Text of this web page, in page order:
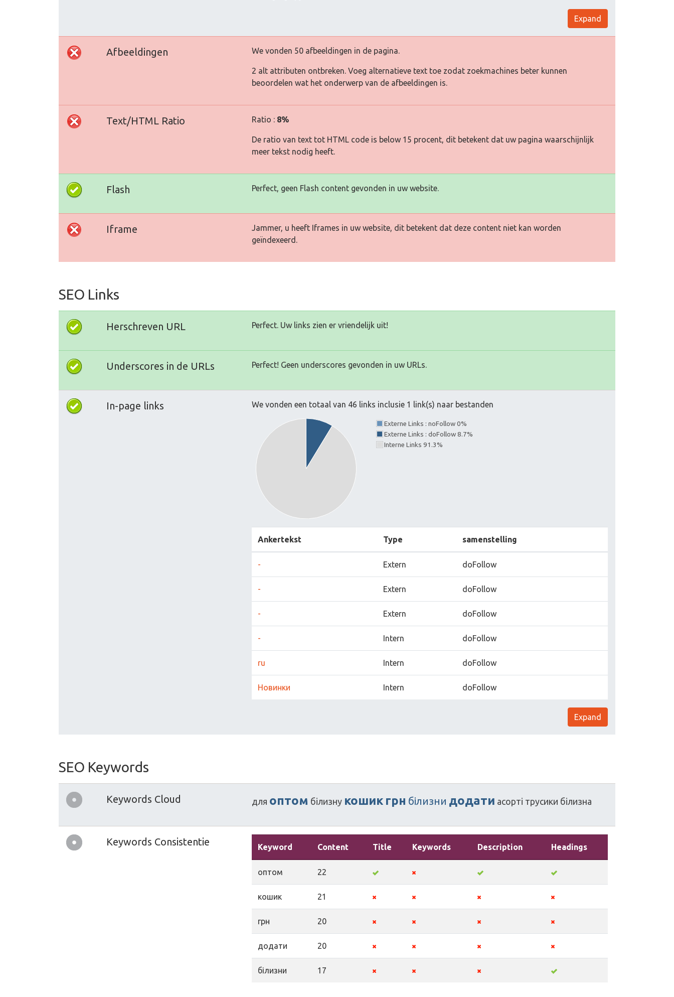
Expand
Afbeeldingen We vonden 50 afbeeldingen in de pagina.
2 alt attributen ontbreken. Voeg alternatieve text toe zodat zoekmachines beter kunnen
beoordelen wat het onderwerp van de afbeeldingen is.
Text/HTML Ratio Ratio : 8%
De ratio van text tot HTML code is below 15 procent, dit betekent dat uw pagina waarschijnlijk
meer tekst nodig heeft.
Flash Perfect, geen Flash content gevonden in uw website.
Iframe
Jammer, u heeft Iframes in uw website, dit betekent dat deze content niet kan worden
geïndexeerd.
SEO Links
Herschreven URL Perfect. Uw links zien er vriendelijk uit!
Underscores in de URLs Perfect! Geen underscores gevonden in uw URLs.
In-page links We vonden een totaal van 46 links inclusie 1 link(s) naar bestanden
Externe Links : noFollow 0%
Externe Links : doFollow 8.7%
Interne Links 91.3%
Ankertekst Type samenstelling
- Extern doFollow
- Extern doFollow
- Extern doFollow
- Intern doFollow
ru Intern doFollow
Новинки Intern doFollow
Expand
SEO Keywords
Keywords Cloud для оптом білизну кошик грн білизни додати асорті трусики білизна
Keywords Consistentie Keyword Content Title Keywords Description Headings
оптом 22
кошик 21
грн 20
додати 20
білизни 17